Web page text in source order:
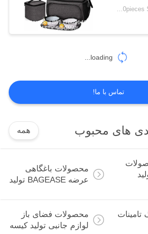
ورزشی،
سالن اسپا،
تولیدی بِیج‌اِیس
Negotiable BAGPLASTICS@YAHOO.COM MOQ:1000pieces Skype: mydearneil
loading...
تماس با ما!
های محبوب همه
محصولات باغگاهی
عرضه BAGEASE تولید
تامینات
محصولات فضای باز
لوازم جانبی تولید کیسه